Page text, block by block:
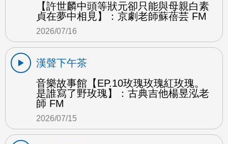
【許世麟中頭等狀元卻只能與母親白素
貞在夢中相見】：京劇老師蘇蓓芸 FM
2026/07/16
漢聲下午茶
音樂故事館【EP.10玫瑰玫瑰紅玫瑰。
是誰寫了野玫瑰】：古典吉他楊昱泓老
師 FM
2026/07/15